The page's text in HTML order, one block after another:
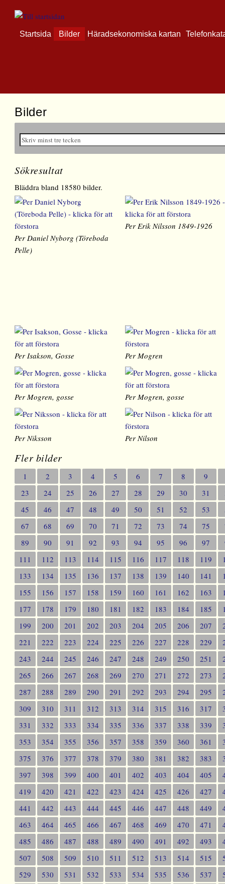
Startsida Bilder Häradsekonomiska kartan
Bilder
Sökresultat
Bläddra bland 18580 bilder.
Per Daniel Nyborg (Töreboda
Pelle)
Per Erik Nilsson 1849-1926
Per Isakson, Gosse Per Mogren
Per Mogren, gosse Per Mogren, gosse
Per Niksson Per Nilson
Fler bilder
1 2 3 4 5 6 7 8 9
23
24 25 26 27 28 29 30 31
45
46 47 48 49 50 51 52 53
67
68 69 70 71 72 73 74 75
89
90 91 92 93 94 95 96 97
111
112 113 114 115 116 117 118 119
133
134 135 136 137 138 139 140 141
155
156 157 158 159 160 161 162 163
177
178 179 180 181 182 183 184 185
199
200 201 202 203 204 205 206 207
221
222 223 224 225 226 227 228 229
243
244 245 246 247 248 249 250 251
265
266 267 268 269 270 271 272 273
287
288 289 290 291 292 293 294 295
309
310 311 312 313 314 315 316 317
331
332 333 334 335 336 337 338 339
353
354 355 356 357 358 359 360 361
375
376 377 378 379 380 381 382 383
397
398 399 400 401 402 403 404 405
419
420 421 422 423 424 425 426 427
441
442 443 444 445 446 447 448 449
463
464 465 466 467 468 469 470 471
485
486 487 488 489 490 491 492 493
507
508 509 510 511 512 513 514 515
529
530 531 532 533 534 535 536 537